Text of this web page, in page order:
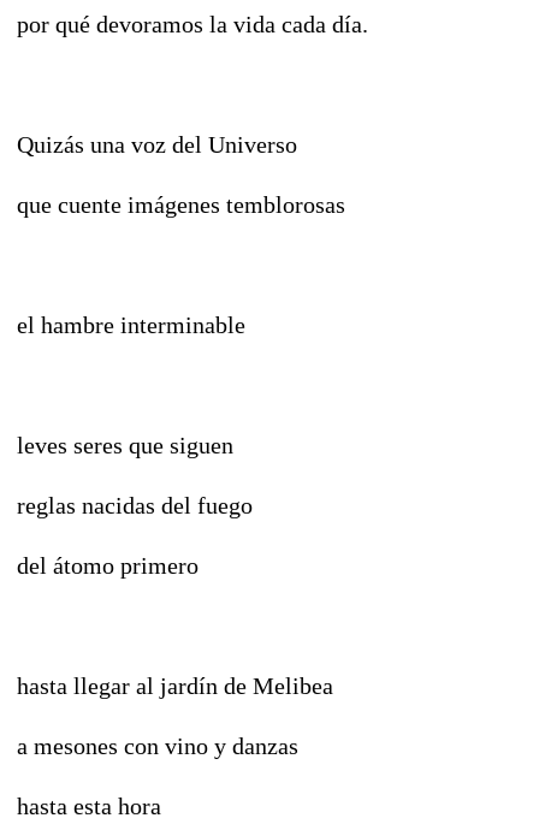
por qué devoramos la vida cada día.
Quizás una voz del Universo
que cuente imágenes temblorosas
el hambre interminable
leves seres que siguen
reglas nacidas del fuego
del átomo primero
hasta llegar al jardín de Melibea
a mesones con vino y danzas
hasta esta hora